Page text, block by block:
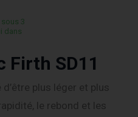
3
dans
Firth SD11
plus léger et plus
le rebond et les